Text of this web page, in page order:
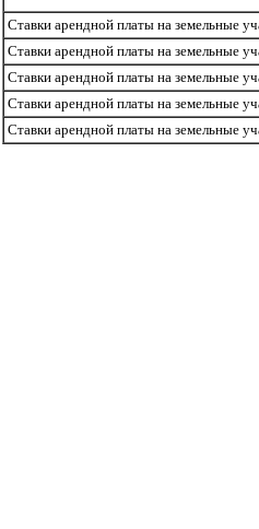
Ставки арендной платы на земельные
Ставки арендной платы на земельные
Ставки арендной платы на земельные
Ставки арендной платы на земельные
Ставки арендной платы на земельные